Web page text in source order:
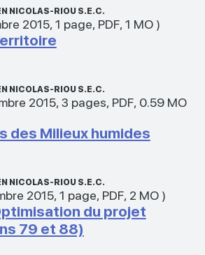
NICOLAS-RIOU S.E.C.
2015, 1 page, PDF, 1 MO)
NICOLAS-RIOU S.E.C.
2015, 3 pages, PDF, 0.59 MO
des Milieux humides
NICOLAS-RIOU S.E.C.
2015, 1 page, PDF, 2 MO)
du projet
79 et 88)